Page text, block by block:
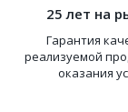
25 лет на
Гарантия
реализуемой
оказания